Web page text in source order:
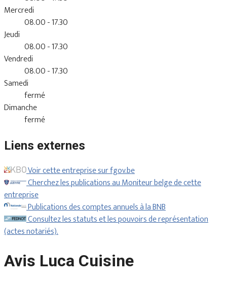
Mercredi
08.00 - 17.30
Jeudi
08.00 - 17.30
Vendredi
08.00 - 17.30
Samedi
fermé
Dimanche
fermé
Liens externes
Voir cette entreprise sur fgov.be
Cherchez les publications au Moniteur belge de cette
entreprise
Publications des comptes annuels à la BNB
Consultez les statuts et les pouvoirs de représentation
(actes notariés).
Avis Luca Cuisine